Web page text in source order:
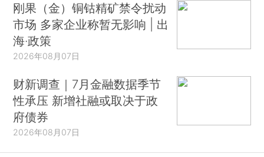
刚果（金）铜钴精矿禁令扰动
市场 多家企业称暂无影响 | 出
海·政策
2026年08月07日
财新调查｜7月金融数据季节
性承压 新增社融或取决于政
府债券
2026年08月07日